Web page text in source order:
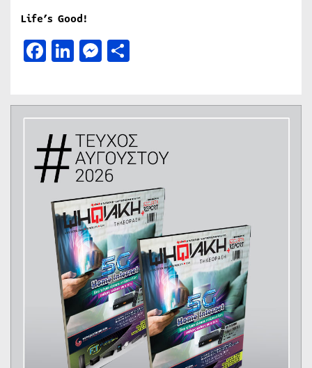
Life’s Good!
Facebook
LinkedIn
Messenger